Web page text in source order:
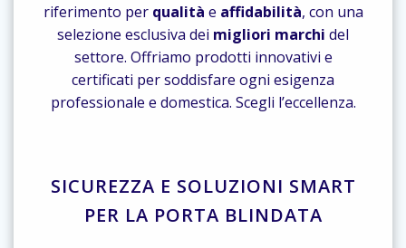
riferimento per qualità e affidabilità, con una
selezione esclusiva dei migliori marchi del
settore. Offriamo prodotti innovativi e
certificati per soddisfare ogni esigenza
professionale e domestica. Scegli l’eccellenza.
SICUREZZA E SOLUZIONI SMART
PER LA PORTA BLINDATA